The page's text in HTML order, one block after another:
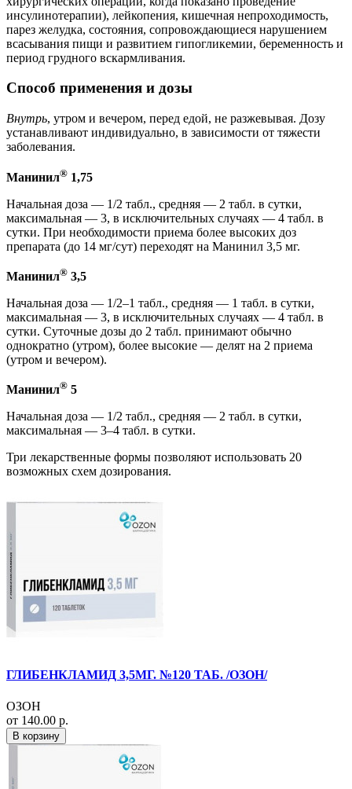
инсулинотерапии), лейкопения, кишечная непроходимость,
парез желудка, состояния, сопровождающиеся нарушением
всасывания пищи и развитием гипогликемии, беременность и
период грудного вскармливания.
Способ применения и дозы
Внутрь, утром и вечером, перед едой, не разжевывая. Дозу
устанавливают индивидуально, в зависимости от тяжести
заболевания.
Манинил® 1,75
Начальная доза — 1/2 табл., средняя — 2 табл. в сутки,
максимальная — 3, в исключительных случаях — 4 табл. в
сутки. При необходимости приема более высоких доз
препарата (до 14 мг/сут) переходят на Манинил 3,5 мг.
Манинил® 3,5
Начальная доза — 1/2–1 табл., средняя — 1 табл. в сутки,
максимальная — 3, в исключительных случаях — 4 табл. в
сутки. Суточные дозы до 2 табл. принимают обычно
однократно (утром), более высокие — делят на 2 приема
(утром и вечером).
Манинил® 5
Начальная доза — 1/2 табл., средняя — 2 табл. в сутки,
максимальная — 3–4 табл. в сутки.
Три лекарственные формы позволяют использовать 20
возможных схем дозирования.
ГЛИБЕНКЛАМИД 3,5МГ. №120 ТАБ. /ОЗОН/
ОЗОН
от 140.00 р.
В корзину